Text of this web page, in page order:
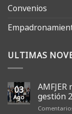
Convenios
ULTIMAS
03
Ago gestión